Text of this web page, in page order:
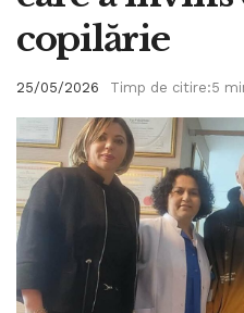
copilărie
25/05/2026 Timp de citire:5